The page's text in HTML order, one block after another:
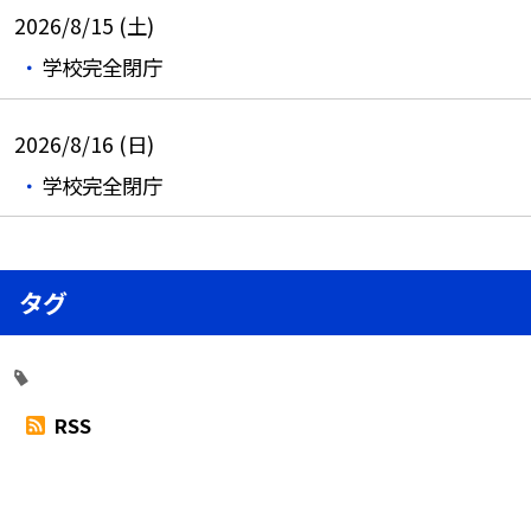
2026/8/15 (土)
学校完全閉庁
2026/8/16 (日)
学校完全閉庁
タグ
RSS